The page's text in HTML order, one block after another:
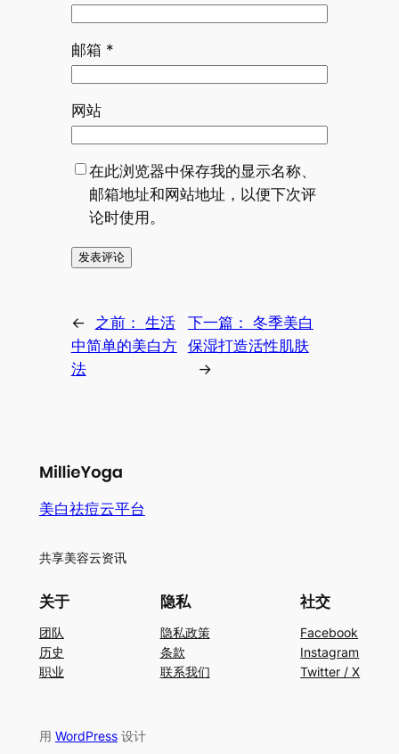
邮箱 *
网站
在此浏览器中保存我的显示名称、
邮箱地址和网站地址，以便下次评
论时使用。
← 之前： 生活
中简单的美白方
法
下一篇： 冬季美白
保湿打造活性肌肤
→
美白祛痘云平台
共享美容云资讯
关于
团队
历史
职业
隐私
隐私政策
条款
联系我们
社交
Facebook
Instagram
Twitter / X
用 WordPress设计